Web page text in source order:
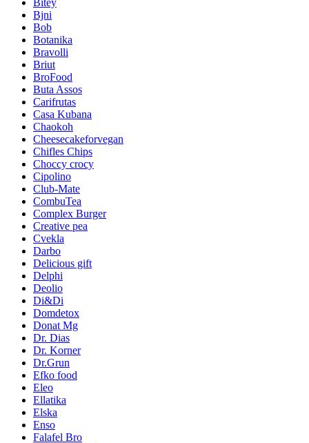
Bitey
Bjni
Bob
Botanika
Bravolli
Briut
BroFood
Buta Assos
Carifrutas
Casa Kubana
Chaokoh
Cheesecakeforvegan
Chifles Chips
Choccy crocy
Cipolino
Club-Mate
CombuTea
Complex Burger
Creative pea
Cvekla
Darbo
Delicious gift
Delphi
Deolio
Di&Di
Domdetox
Donat Mg
Dr. Dias
Dr. Korner
Dr.Grun
Efko food
Eleo
Ellatika
Elska
Enso
Falafel Bro